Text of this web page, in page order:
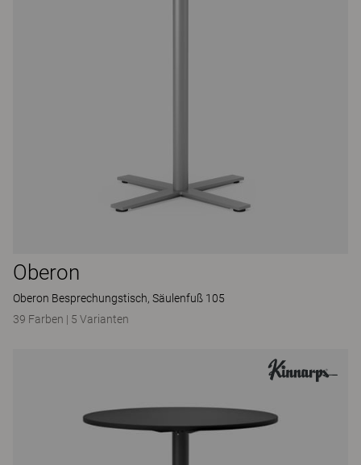
Oberon
Oberon Besprechungstisch, Säulenfuß 105
39 Farben | 5 Varianten